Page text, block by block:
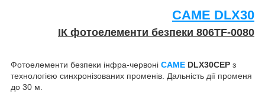
CAME DLX30
ІК фотоелементи безпеки 806TF-0080
Фотоелементи безпеки інфра-червоні CAME DLX30CEP з
технологією синхронізованих променів. Дальність дії променя
до 30 м.